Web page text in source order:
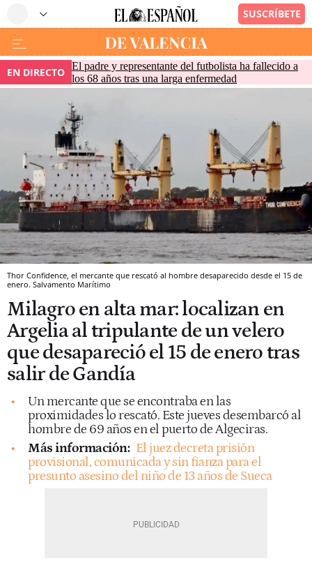
EN DIRECTO El padre y representante del futbolista ha fallecido a
los 68 años tras una larga enfermedad
Thor Confidence, el mercante que rescató al hombre desaparecido desde el 15 de
enero. Salvamento Marítimo
Milagro en alta mar: localizan en
Argelia al tripulante de un velero
que desapareció el 15 de enero tras
salir de Gandía
Un mercante que se encontraba en las
proximidades lo rescató. Este jueves desembarcó al
hombre de 69 años en el puerto de Algeciras.
Más información: El juez decreta prisión
provisional, comunicada y sin fianza para el
presunto asesino del niño de 13 años de Sueca